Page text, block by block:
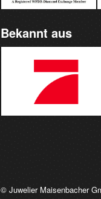
Bekannt aus
© Juwelier Maisenbacher